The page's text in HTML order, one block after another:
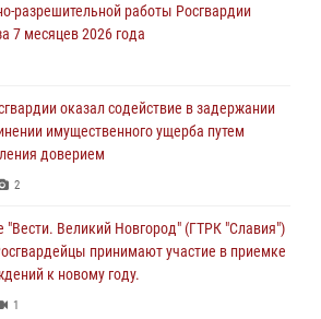
разрешительной работы Росгвардии
7 месяцев 2026 года
оказал содействие в задержании
имущественного ущерба путем
доверием
2
Великий Новгород" (ГТРК "Славия")
принимают участие в приемке
к новому году.
1